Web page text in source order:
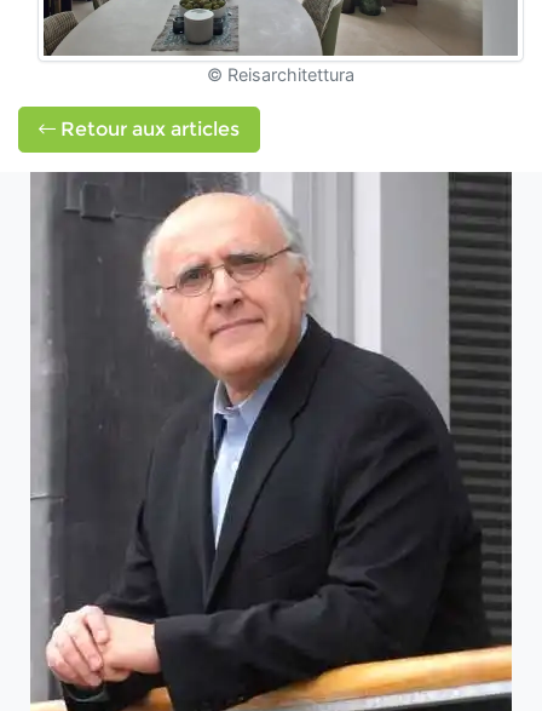
© Reisarchitettura
Retour aux articles